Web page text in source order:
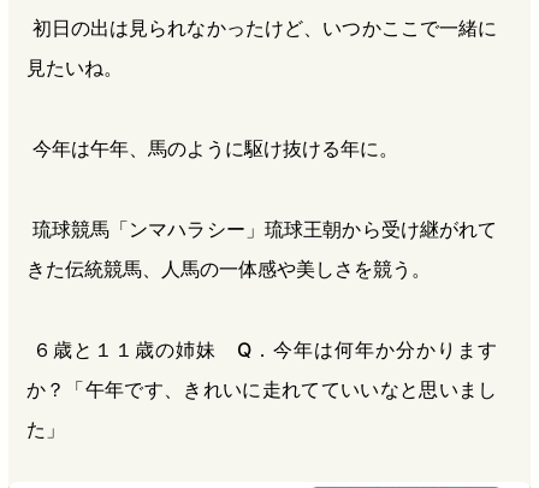
初日の出は見られなかったけど、いつかここで一緒に
見たいね。
今年は午年、馬のように駆け抜ける年に。
琉球競馬「ンマハラシー」琉球王朝から受け継がれて
きた伝統競馬、人馬の一体感や美しさを競う。
６歳と１１歳の姉妹 Q．今年は何年か分かります
か？「午年です、きれいに走れてていいなと思いまし
た」